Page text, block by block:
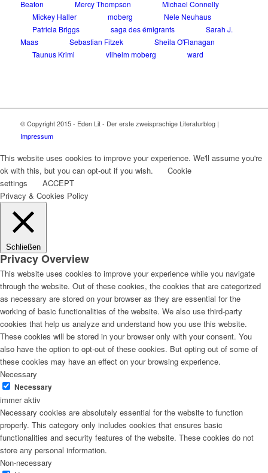
Beaton
Mercy Thompson
Michael Connelly
Mickey Haller
moberg
Nele Neuhaus
Patricia Briggs
saga des émigrants
Sarah J.
Maas
Sebastian Fitzek
Sheila O'Flanagan
Taunus Krimi
vilhelm moberg ward
© Copyright 2015 - Eden Lit - Der erste zweisprachige Literaturblog |
Impressum
This website uses cookies to improve your experience. We'll assume you're
ok with this, but you can opt-out if you wish.
Cookie
settings
ACCEPT
Privacy & Cookies Policy
Schließen
Privacy Overview
This website uses cookies to improve your experience while you navigate
through the website. Out of these cookies, the cookies that are categorized
as necessary are stored on your browser as they are essential for the
working of basic functionalities of the website. We also use third-party
cookies that help us analyze and understand how you use this website.
These cookies will be stored in your browser only with your consent. You
also have the option to opt-out of these cookies. But opting out of some of
these cookies may have an effect on your browsing experience.
Necessary
Necessary
immer aktiv
Necessary cookies are absolutely essential for the website to function
properly. This category only includes cookies that ensures basic
functionalities and security features of the website. These cookies do not
store any personal information.
Non-necessary